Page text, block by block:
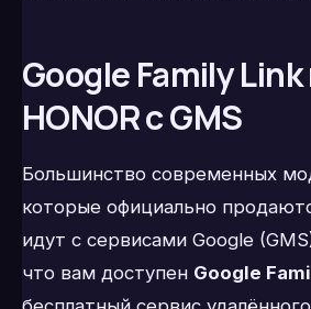
Google Family
HONOR с GMS
Большинство современных
которые официально
идут с сервисами Google
что вам доступен Google